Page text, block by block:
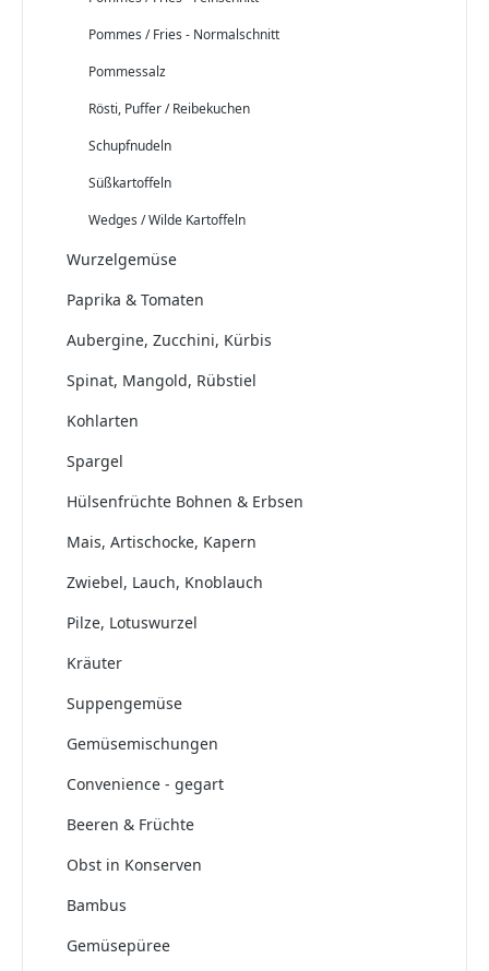
Pommes / Fries - Normalschnitt
Pommessalz
Rösti, Puffer / Reibekuchen
Schupfnudeln
Süßkartoffeln
Wedges / Wilde Kartoffeln
Wurzelgemüse
Paprika & Tomaten
Aubergine, Zucchini, Kürbis
Spinat, Mangold, Rübstiel
Kohlarten
Spargel
Hülsenfrüchte Bohnen & Erbsen
Mais, Artischocke, Kapern
Zwiebel, Lauch, Knoblauch
Pilze, Lotuswurzel
Kräuter
Suppengemüse
Gemüsemischungen
Convenience - gegart
Beeren & Früchte
Obst in Konserven
Bambus
Gemüsepüree